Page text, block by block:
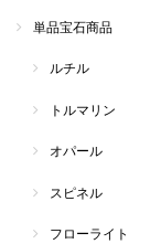
単品宝石商品
ルチル
トルマリン
オパール
スピネル
フローライト